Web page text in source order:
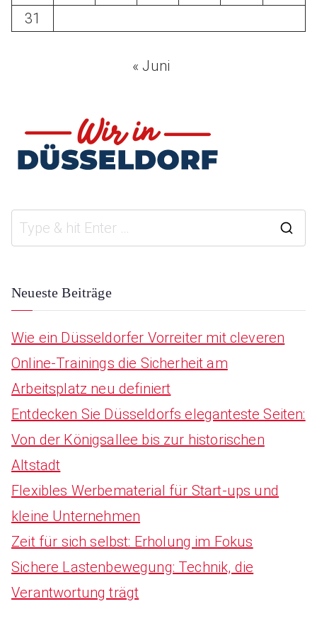
31
« Juni
r
o
Neueste Beiträge
Wie ein Düsseldorfer Vorreiter mit cleveren
Online-Trainings die Sicherheit am
Arbeitsplatz neu definiert
Entdecken Sie Düsseldorfs eleganteste Seiten:
Von der Königsallee bis zur historischen
Altstadt
Flexibles Werbematerial für Start-ups und
kleine Unternehmen
Zeit für sich selbst: Erholung im Fokus
Sichere Lastenbewegung: Technik, die
Verantwortung trägt